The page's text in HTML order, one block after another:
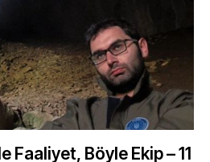
Faaliyet, Böyle Ekip – 11